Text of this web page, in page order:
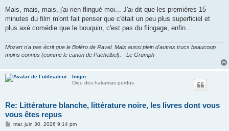
Mais, mais, mais, j'ai rien flingué moi... J'ai dit que les premières 15
minutes du film m'ont fait penser que c'était un peu plus superficiel et
plus axé comédie que le bouquin, c'est pas du flingage, enfin...
Mozart n'a pas écrit que le Boléro de Ravel. Mais aussi plein d'autres trucs beaucoup
moins connus (comme le canon de Pachelbel). - Le Grümph
Inigin
Dieu des hakamas perdus
Re: Littérature blanche, littérature noire, les livres dont vous
vous êtes repus
Mmar. juin 30, 2026 9:14 pm